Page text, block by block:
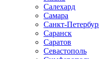
Салехард
Самара
Санкт-
Саранск
Саратов
Севастополь